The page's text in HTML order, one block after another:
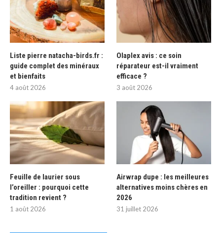
Liste pierre natacha-birds.fr :
guide complet des minéraux
et bienfaits
4 août 2026
Olaplex avis : ce soin
réparateur est-il vraiment
efficace ?
3 août 2026
Feuille de laurier sous
l’oreiller : pourquoi cette
tradition revient ?
1 août 2026
Airwrap dupe : les meilleures
alternatives moins chères en
2026
31 juillet 2026